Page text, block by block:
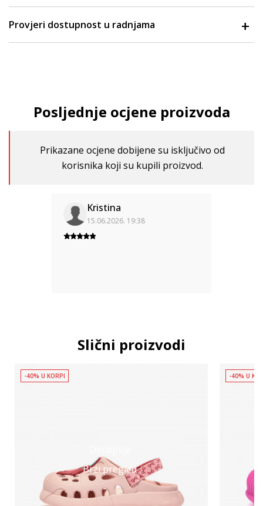
Provjeri dostupnost u radnjama
Posljednje ocjene proizvoda
Prikazane ocjene dobijene su isključivo od
korisnika koji su kupili proizvod.
Kristina
15.06.2026. 19:38
Slični proizvodi
Brzi pregled
-40% U KORPI -40% U